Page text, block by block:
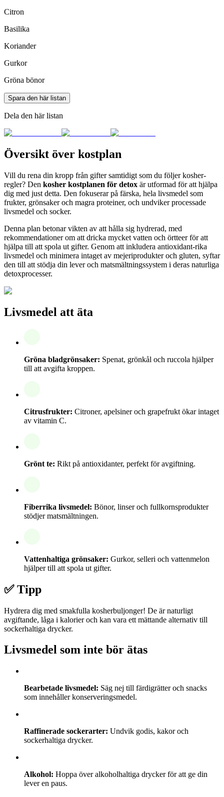
Citron
Basilika
Koriander
Gurkor
Gröna bönor
Spara den här listan
Dela den här listan
Översikt över kostplan
Vill du rena din kropp från gifter samtidigt som du följer kosher-
regler? Den kosher kostplanen för detox är utformad för att hjälpa
dig med just detta. Den fokuserar på färska, hela livsmedel som
frukter, grönsaker och magra proteiner, och undviker processade
livsmedel och socker.
Denna plan betonar vikten av att hålla sig hydrerad, med
rekommendationer om att dricka mycket vatten och örtteer för att
hjälpa till att spola ut gifter. Genom att inkludera antioxidant-rika
livsmedel och minimera intaget av mejeriprodukter och gluten, syftar
den till att stödja din lever och matsmältningssystem i deras naturliga
detoxprocesser.
Livsmedel att äta
Gröna bladgrönsaker: Spenat, grönkål och ruccola hjälper
till att avgifta kroppen.
Citrusfrukter: Citroner, apelsiner och grapefrukt ökar intaget
av vitamin C.
Grönt te: Rikt på antioxidanter, perfekt för avgiftning.
Fiberrika livsmedel: Bönor, linser och fullkornsprodukter
stödjer matsmältningen.
Vattenhaltiga grönsaker: Gurkor, selleri och vattenmelon
hjälper till att spola ut gifter.
✅ Tipp
Hydrera dig med smakfulla kosherbuljonger! De är naturligt
avgiftande, låga i kalorier och kan vara ett mättande alternativ till
sockerhaltiga drycker.
Livsmedel som inte bör ätas
Bearbetade livsmedel: Säg nej till färdigrätter och snacks
som innehåller konserveringsmedel.
Raffinerade sockerarter: Undvik godis, kakor och
sockerhaltiga drycker.
Alkohol: Hoppa över alkoholhaltiga drycker för att ge din
lever en paus.